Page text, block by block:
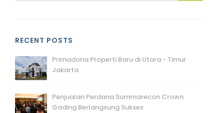
RECENT POSTS
Primadona Properti Baru di Utara - Timur
Jakarta
Penjualan Perdana Summarecon Crown
Gading Berlangsung Sukses